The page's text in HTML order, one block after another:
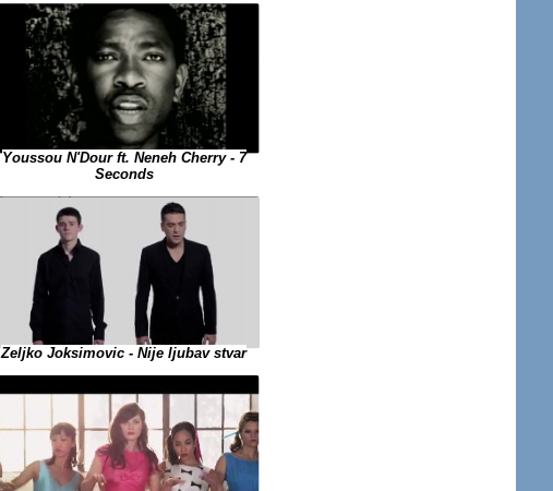
Youssou N'Dour ft. Neneh Cherry - 7
Seconds
Zeljko Joksimovic - Nije ljubav stvar